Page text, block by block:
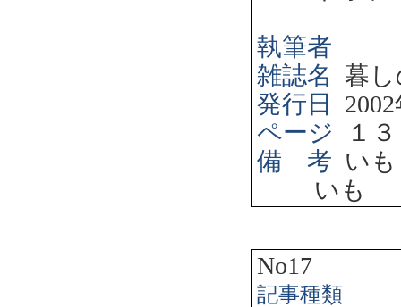
執筆者
雑誌名
暮
発行日
2002
ページ
１
備 考 い
いも
No17
記事種類